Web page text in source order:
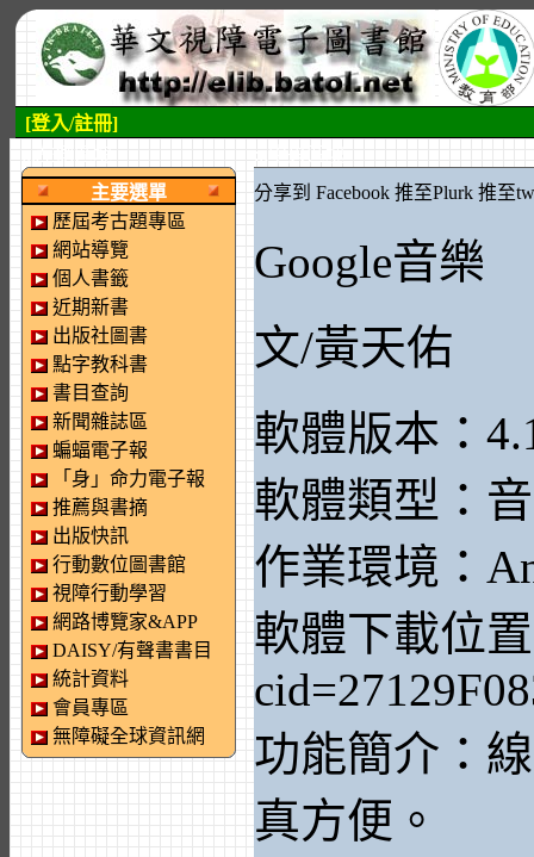
[登入/註冊]
主要選單
歷屆考古題專區
網站導覽
個人書籤
近期新書
出版社圖書
點字教科書
書目查詢
新聞雜誌區
蝙蝠電子報
「身」命力電子報
推薦與書摘
出版快訊
行動數位圖書館
視障行動學習
網路博覽家&APP
DAISY/有聲書書目
統計資料
會員專區
無障礙全球資訊網
分享到 Facebook 推至Plurk 推至
Google音樂
文/黃天佑
軟體版本：
軟體類型：
作業環境：
軟體下載位
功能簡介：
真方便。